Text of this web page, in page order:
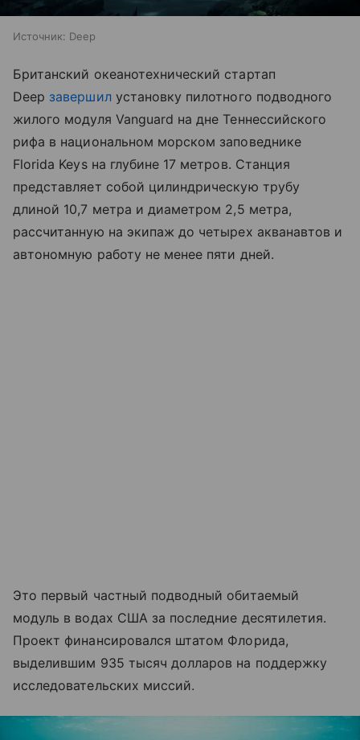
Источник: Deep
Британский океанотехнический стартап
Deep завершилустановку пилотного подводного
жилого модуля Vanguard на дне Теннессийского
рифа в национальном морском заповеднике
Florida Keys на глубине 17 метров. Станция
представляет собой цилиндрическую трубу
длиной 10,7 метра и диаметром 2,5 метра,
рассчитанную на экипаж до четырех акванавтов и
автономную работу не менее пяти дней.
Это первый частный подводный обитаемый
модуль в водах США за последние десятилетия.
Проект финансировался штатом Флорида,
выделившим 935 тысяч долларов на поддержку
исследовательских миссий.